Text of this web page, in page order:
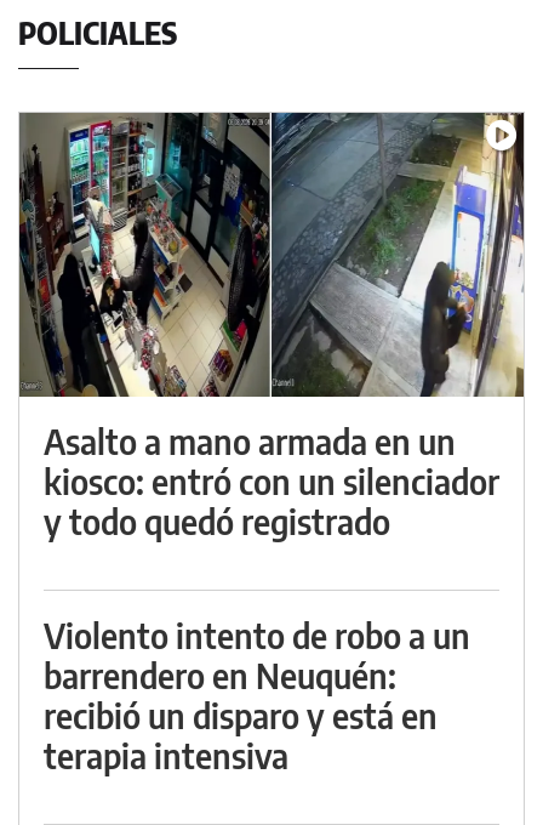
POLICIALES
Asalto a mano armada en un
kiosco: entró con un silenciador
y todo quedó registrado
Violento intento de robo a un
barrendero en Neuquén:
recibió un disparo y está en
terapia intensiva